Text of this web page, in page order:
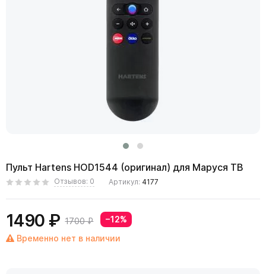
Пульт Hartens HOD1544 (оригинал) для Маруся ТВ
Отзывов: 0 Артикул: 4177
1490 ₽ 1700 ₽
−12%
Временно нет в наличии